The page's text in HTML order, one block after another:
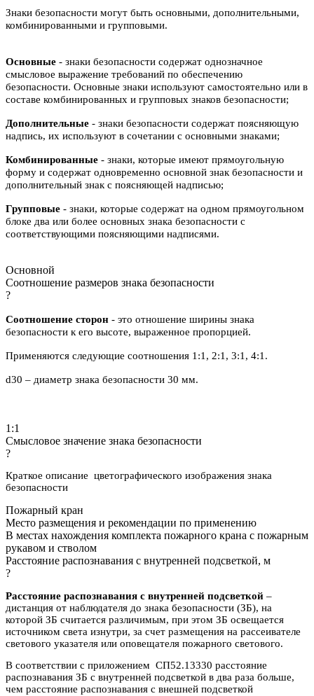
Знаки безопасности могут быть основными, дополнительными,
комбинированными и групповыми.
Основные - знаки безопасности содержат однозначное
смысловое выражение требований по обеспечению
безопасности. Основные знаки используют самостоятельно или в
составе комбинированных и групповых знаков безопасности;
Дополнительные - знаки безопасности содержат поясняющую
надпись, их используют в сочетании с основными знаками;
Комбинированные - знаки, которые имеют прямоугольную
форму и содержат одновременно основной знак безопасности и
дополнительный знак с поясняющей надписью;
Групповые - знаки, которые содержат на одном прямоугольном
блоке два или более основных знака безопасности с
соответствующими поясняющими надписями.
Основной
Соотношение размеров знака безопасности
?
Соотношение сторон - это отношение ширины знака
безопасности к его высоте, выраженное пропорцией.
Применяются следующие соотношения 1:1, 2:1, 3:1, 4:1.
d30 – диаметр знака безопасности 30 мм.
1:1
Смысловое значение знака безопасности
?
Краткое описание цветографического изображения знака
безопасности
Пожарный кран
Место размещения и рекомендации по применению
В местах нахождения комплекта пожарного крана с пожарным
рукавом и стволом
Расстояние распознавания с внутренней подсветкой, м
?
Расстояние распознавания с внутренней подсветкой –
дистанция от наблюдателя до знака безопасности (ЗБ), на
которой ЗБ считается различимым, при этом ЗБ освещается
источником света изнутри, за счет размещения на рассеивателе
светового указателя или оповещателя пожарного светового.
В соответствии с приложением СП52.13330 расстояние
распознавания ЗБ с внутренней подсветкой в два раза больше,
чем расстояние распознавания с внешней подсветкой